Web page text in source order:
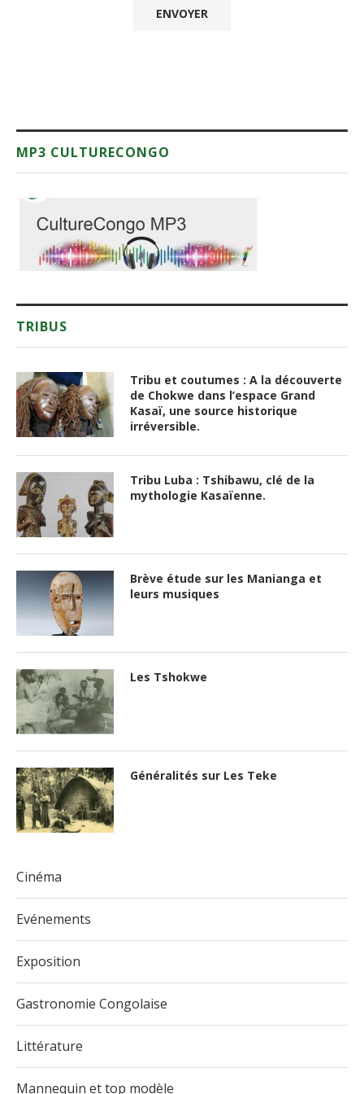
MP3 CULTURECONGO
TRIBUS
Tribu et coutumes : A la découverte
de Chokwe dans l’espace Grand
Kasaï, une source historique
irréversible.
Tribu Luba : Tshibawu, clé de la
mythologie Kasaïenne.
Brève étude sur les Manianga et
leurs musiques
Les Tshokwe
Généralités sur Les Teke
Cinéma
Evénements
Exposition
Gastronomie Congolaise
Littérature
Mannequin et top modèle